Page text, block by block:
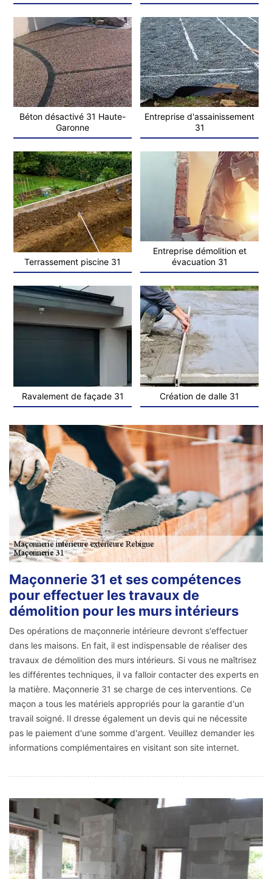
Béton désactivé 31 Haute-
Garonne
Entreprise d'assainissement
31
Terrassement piscine 31
Entreprise démolition et
évacuation 31
Ravalement de façade 31 Création de dalle 31
Maçonnerie 31 et ses compétences
pour effectuer les travaux de
démolition pour les murs intérieurs
Des opérations de maçonnerie intérieure devront s'effectuer
dans les maisons. En fait, il est indispensable de réaliser des
travaux de démolition des murs intérieurs. Si vous ne maîtrisez
les différentes techniques, il va falloir contacter des experts en
la matière. Maçonnerie 31 se charge de ces interventions. Ce
maçon a tous les matériels appropriés pour la garantie d'un
travail soigné. Il dresse également un devis qui ne nécessite
pas le paiement d'une somme d'argent. Veuillez demander les
informations complémentaires en visitant son site internet.